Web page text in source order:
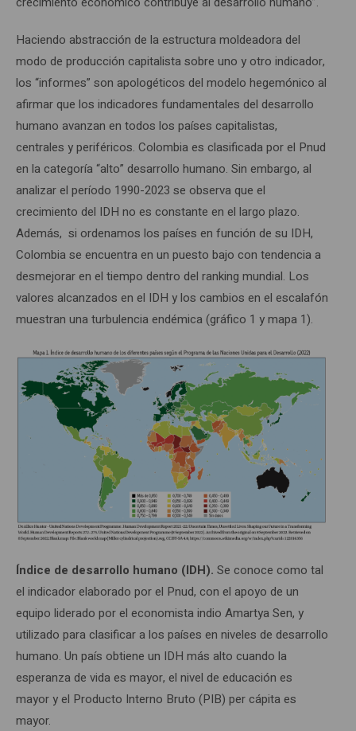
Haciendo abstracción de la estructura moldeadora del
modo de producción capitalista sobre uno y otro indicador,
los “informes” son apologéticos del modelo hegemónico al
afirmar que los indicadores fundamentales del desarrollo
humano avanzan en todos los países capitalistas,
centrales y periféricos. Colombia es clasificada por el Pnud
en la categoría “alto” desarrollo humano. Sin embargo, al
analizar el período 1990-2023 se observa que el
crecimiento del IDH no es constante en el largo plazo.
Además, si ordenamos los países en función de su IDH,
Colombia se encuentra en un puesto bajo con tendencia a
desmejorar en el tiempo dentro del ranking mundial. Los
valores alcanzados en el IDH y los cambios en el escalafón
muestran una turbulencia endémica (gráfico 1 y mapa 1).
Índice de desarrollo humano (IDH). Se conoce como tal
el indicador elaborado por el Pnud, con el apoyo de un
equipo liderado por el economista indio Amartya Sen, y
utilizado para clasificar a los países en niveles de desarrollo
humano. Un país obtiene un IDH más alto cuando la
esperanza de vida es mayor, el nivel de educación es
mayor y el Producto Interno Bruto (PIB) per cápita es
mayor.